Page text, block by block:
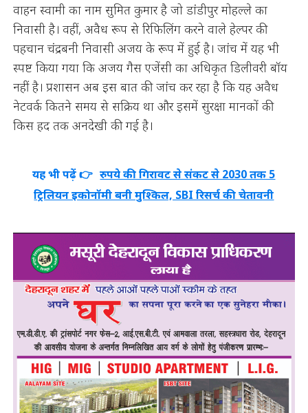
वाहन स्वामी का नाम सुमित कुमार है जो डांडीपुर मोहल्ले का
निवासी है। वहीं, अवैध रूप से रिफिलिंग करने वाले हेल्पर की
पहचान चंद्रबनी निवासी अजय के रूप में हुई है। जांच में यह भी
स्पष्ट किया गया कि अजय गैस एजेंसी का अधिकृत डिलीवरी बॉय
नहीं है। प्रशासन अब इस बात की जांच कर रहा है कि यह अवैध
नेटवर्क कितने समय से सक्रिय था और इसमें सुरक्षा मानकों की
किस हद तक अनदेखी की गई है।
यह भी पढ़ें 👉 रुपये की गिरावट से संकट से 2030 तक 5
ट्रिलियन इकोनॉमी बनी मुश्किल, SBI रिसर्च की चेतावनी